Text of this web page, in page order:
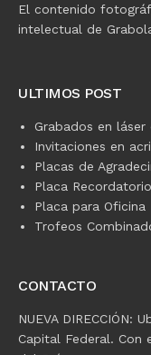
El contenido
intelectual de
ULTIMOS POST
Grabados en
Invitaciones en
Placas de
Placa
Placa para Oficina
Trofeos
CONTACTO
NUEVA DIRECCIÓN:
Capital Federal. Con